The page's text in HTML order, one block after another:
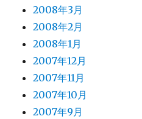
2008年3月
2008年2月
2008年1月
2007年12月
2007年11月
2007年10月
2007年9月